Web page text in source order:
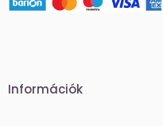
Információk